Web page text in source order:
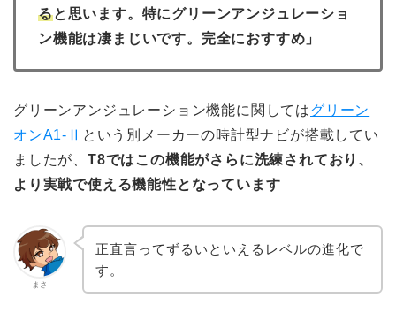
ると思います。特にグリーンアンジュレーショ
ン機能は凄まじいです。完全におすすめ」
グリーンアンジュレーション機能に関してはグリーン
オンA1-Ⅱ という別メーカーの時計型ナビが搭載してい
ましたが、 T8ではこの機能がさらに洗練されており、
より実戦で使える機能性となっています
まさ
正直言ってずるいといえるレベルの進化で
す。